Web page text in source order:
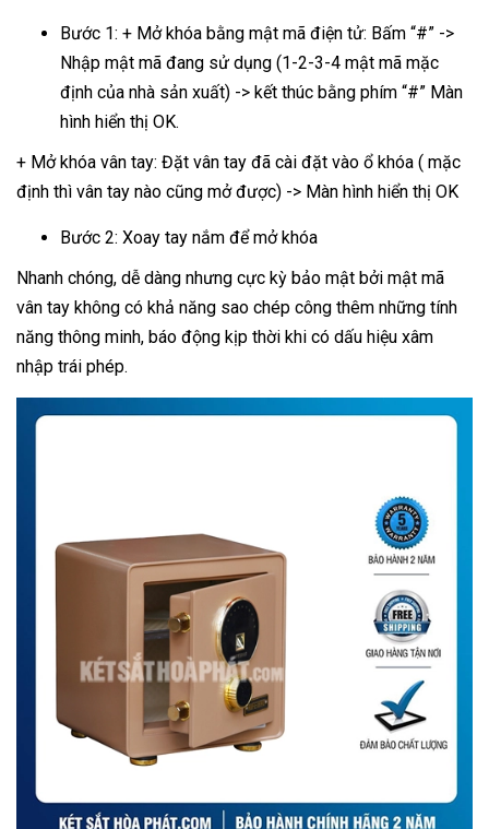
Bước 1: + Mở khóa bằng mật mã điện tử: Bấm “#” ->
Nhập mật mã đang sử dụng (1-2-3-4 mật mã mặc
định của nhà sản xuất) -> kết thúc bằng phím “#” Màn
hình hiển thị OK.
+ Mở khóa vân tay: Đặt vân tay đã cài đặt vào ổ khóa ( mặc
định thì vân tay nào cũng mở được) -> Màn hình hiển thị OK
Bước 2: Xoay tay nắm để mở khóa
Nhanh chóng, dễ dàng nhưng cực kỳ bảo mật bởi mật mã
vân tay không có khả năng sao chép công thêm những tính
năng thông minh, báo động kịp thời khi có dấu hiệu xâm
nhập trái phép.